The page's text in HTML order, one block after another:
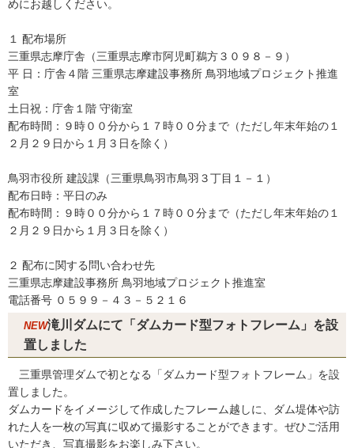
めにお越しください。
１ 配布場所
三重県志摩庁舎（三重県志摩市阿児町鵜方３０９８－９）
平 日：庁舎４階 三重県志摩建設事務所 鳥羽地域プロジェクト推進
室
土日祝：庁舎１階 守衛室
配布時間：９時００分から１７時００分まで（ただし年末年始の１
２月２９日から１月３日を除く）
鳥羽市役所 建設課（三重県鳥羽市鳥羽３丁目１－１）
配布日時：平日のみ
配布時間：９時００分から１７時００分まで（ただし年末年始の１
２月２９日から１月３日を除く）
２ 配布に関する問い合わせ先
三重県志摩建設事務所 鳥羽地域プロジェクト推進室
電話番号 ０５９９－４３－５２１６
NEW滝川ダムにて「ダムカード型フォトフレーム」を設
置しました
三重県管理ダムで初となる「ダムカード型フォトフレーム」を設
置しました。
ダムカードをイメージして作成したフレーム越しに、ダム堤体や訪
れた人を一枚の写真に収めて撮影することができます。ぜひご活用
いただき、写真撮影をお楽しみ下さい。